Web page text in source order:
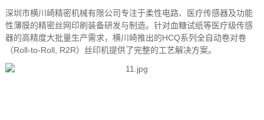
深圳市横川崎精密机械有限公司专注于柔性电路、医疗传感器及功能
性薄膜的精密丝网印刷装备研发与制造。针对血糖试纸等医疗级传感
器的高精度大批量生产需求，横川崎推出的HCQ系列全自动卷对卷
（Roll-to-Roll, R2R）丝印机提供了完整的工艺解决方案。